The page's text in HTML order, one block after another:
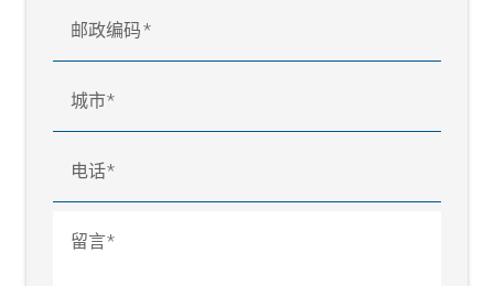
邮政编码
城市
电话
留言